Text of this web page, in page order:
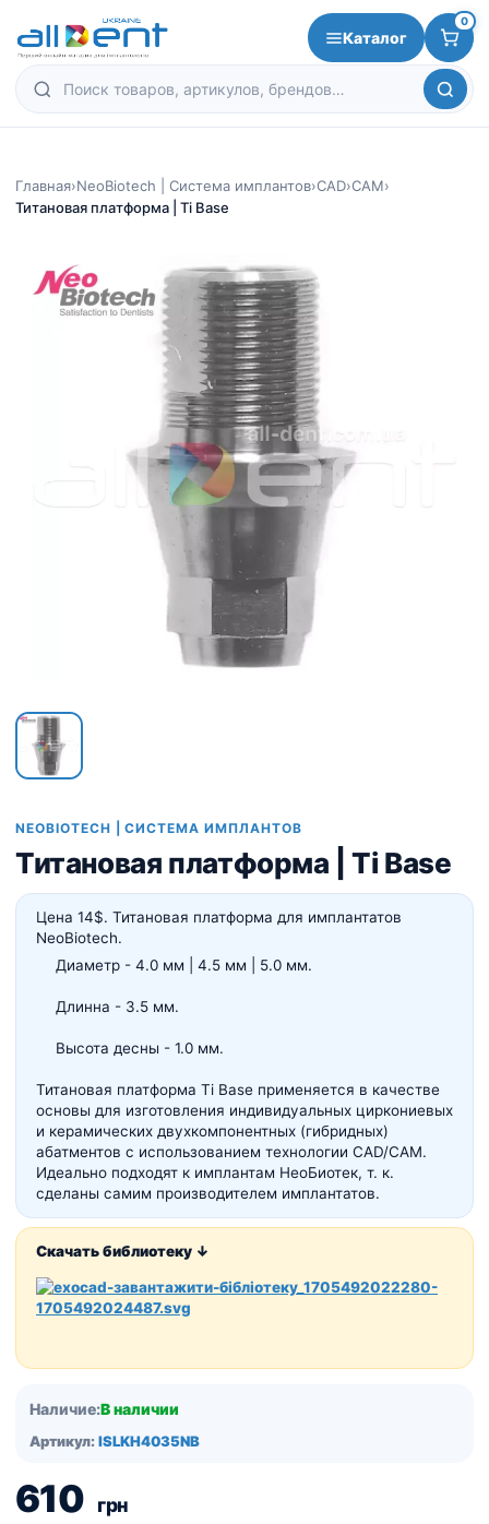
Каталог
0
Главная›NeoBiotech | Система имплантов›CAD›CAM›
Титановая платформа | Ti Base
NEOBIOTECH | СИСТЕМА ИМПЛАНТОВ
Титановая платформа | Ti Base
Цена 14$. Титановая платформа для имплантатов
NeoBiotech.
Диаметр - 4.0 мм | 4.5 мм | 5.0 мм.
Длинна - 3.5 мм.
Высота десны - 1.0 мм.
Титановая платформа Ti Base применяется в качестве
основы для изготовления индивидуальных циркониевых
и керамических двухкомпонентных (гибридных)
абатментов с использованием технологии CAD/CAM.
Идеально подходят к имплантам НеоБиотек, т. к.
сделаны самим производителем имплантатов.
Скачать библиотеку ↓
Наличие:В наличии
Артикул: ISLKH4035NB
610 грн